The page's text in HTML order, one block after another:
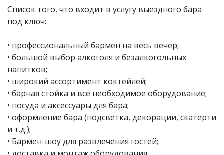
Список того, что входит в услугу выездного бара
под ключ:
• профессиональный бармен на весь вечер;
• большой выбор алкоголя и безалкогольных
напитков;
• широкий ассортимент коктейлей;
• барная стойка и все необходимое оборудование;
• посуда и аксессуары для бара;
• оформление бара (подсветка, декорации, скатерти
и т.д.);
• Бармен-шоу для развлечения гостей;